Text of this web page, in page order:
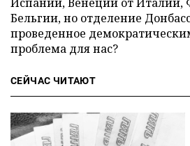
Бельгии, но отделение
проведенное
проблема для нас?
СЕЙЧАС ЧИТАЮТ